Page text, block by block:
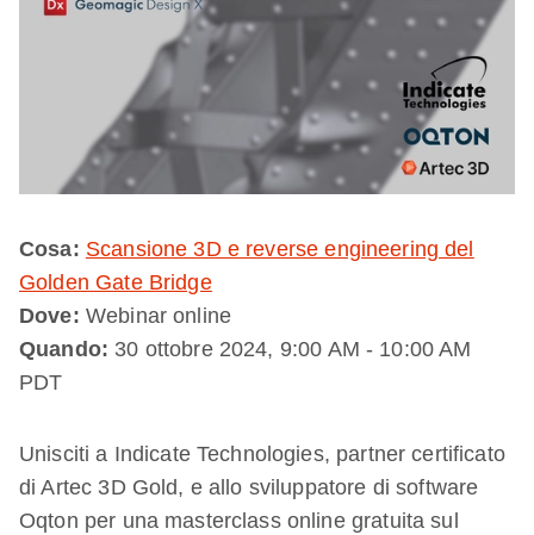
Cosa: Scansione 3D e reverse engineering del
Golden Gate Bridge
Dove: Webinar online
Quando: 30 ottobre 2024, 9:00 AM - 10:00 AM
PDT
Unisciti a Indicate Technologies, partner certificato
di Artec 3D Gold, e allo sviluppatore di software
Oqton per una masterclass online gratuita sul